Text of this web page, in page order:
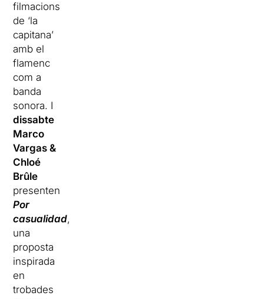
filmacions
de ‘la
capitana’
amb el
flamenc
com a
banda
sonora. I
dissabte
Marco
Vargas &
Chloé
Brûle
presenten
Por
casualidad,
una
proposta
inspirada
en
trobades